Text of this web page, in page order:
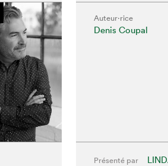
Auteur·rice
Denis Coupal
Présenté par